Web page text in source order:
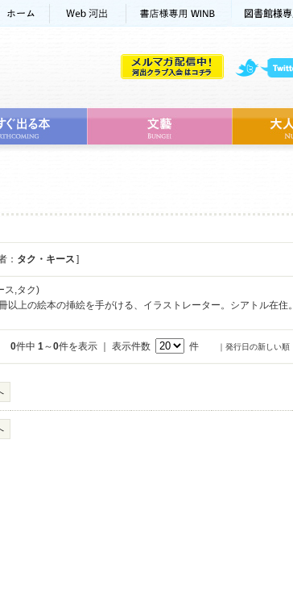
： タク・キース ]
ス,タク)
上の絵本の挿絵を手がける、イラストレーター。シアトル在住。
0件中 1～0件を表示 ｜ 表示件数 件 ｜発行日の新しい順